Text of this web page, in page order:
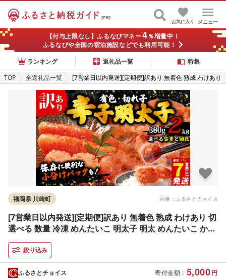
[PR]
メニュー
お気に入り
【付与上限なし】ふるなびマネー4％増量中！
ふるなびや全国の宿泊施設などでも利用可能！
ランキング
返礼品一覧
特集
TOP
全返礼品一覧
[7営業日以内発送][定期便]訳あり 無着色 熟成 わけあり
切選べる 数量 冷凍 めんたいこ 明太子 明太 めんたいこ
からしめんたいこ 辛子明太子 明太子 チューブ ふるさ
と納税明太子 明太子 メンタイコ 明太 menntaiko めん
たい 小分け 海鮮 ご飯のお供 米 にあう 魚介類 メンタイ
コ 魚介 人気 おすすめ おかず 博多 明太子 福岡県 川崎
町
画像：ふるさとチョイス
福岡県 川崎町
[7営業日以内発送][定期便]訳あり 無着色 熟成 わけあり 切
選べる 数量 冷凍 めんたいこ 明太子 明太 めんたいこ から
しめんたいこ 辛子明太子 明太子 チューブ ふるさと納税明
太子 明太子 メンタイコ 明太 menntaiko めんたい 小分
け 海鮮 ご飯のお供 米 にあう 魚介類 メンタイコ 魚介 人気
おすすめ おかず 博多 明太子 福岡県 川崎町
絞り込み
寄付金額 : 5,000円
ふるさとチョイス